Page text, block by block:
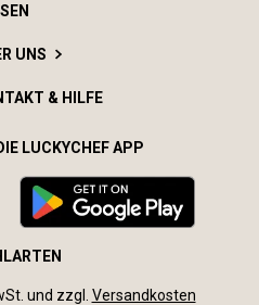
UNS
& HILFE
LUCKYCHEF APP
und zzgl. Versandkosten